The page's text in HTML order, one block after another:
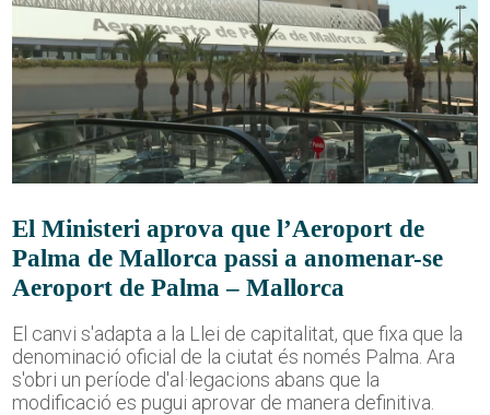
El Ministeri aprova que l’Aeroport de
Palma de Mallorca passi a anomenar-se
Aeroport de Palma – Mallorca
El canvi s'adapta a la Llei de capitalitat, que fixa que la
denominació oficial de la ciutat és només Palma. Ara
s'obri un període d'al·legacions abans que la
modificació es pugui aprovar de manera definitiva.